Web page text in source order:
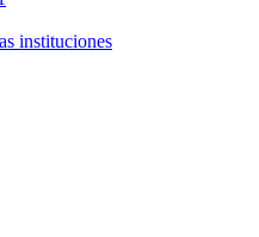
instituciones